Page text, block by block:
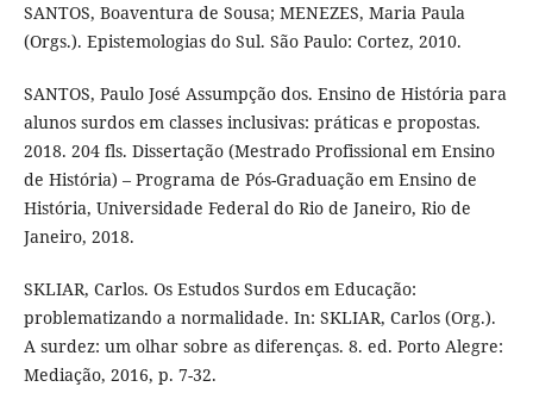
SANTOS, Boaventura de Sousa; MENEZES, Maria Paula
(Orgs.). Epistemologias do Sul. São Paulo: Cortez, 2010.
SANTOS, Paulo José Assumpção dos. Ensino de História para
alunos surdos em classes inclusivas: práticas e propostas.
2018. 204 fls. Dissertação (Mestrado Profissional em Ensino
de História) – Programa de Pós-Graduação em Ensino de
História, Universidade Federal do Rio de Janeiro, Rio de
Janeiro, 2018.
SKLIAR, Carlos. Os Estudos Surdos em Educação:
problematizando a normalidade. In: SKLIAR, Carlos (Org.).
A surdez: um olhar sobre as diferenças. 8. ed. Porto Alegre:
Mediação, 2016, p. 7-32.